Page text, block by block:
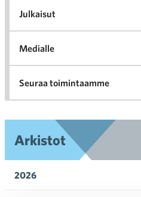
Julkaisut
Medialle
Seuraa toimintaamme
Arkistot
2026